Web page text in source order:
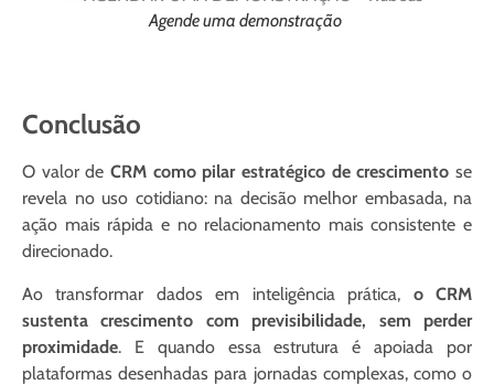
Agende uma demonstração
Conclusão
O valor de CRM como pilar estratégico de crescimento se
revela no uso cotidiano: na decisão melhor embasada, na
ação mais rápida e no relacionamento mais consistente e
direcionado.
Ao transformar dados em inteligência prática, o CRM
sustenta crescimento com previsibilidade, sem perder
proximidade. E quando essa estrutura é apoiada por
plataformas desenhadas para jornadas complexas, como o